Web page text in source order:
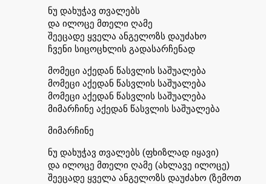
ნუ დახუჭავ თვალებს
და ილოცე მთელი ღამე
შეეცადე ყველა ანგელოზს დაუძახო
ჩვენი სიცოცხლის გადასარჩენად
მომეცი აქედან წასვლის საშუალება
მომეცი აქედან წასვლის საშუალება
მომეცი აქედან წასვლის საშუალება
მიმარჩინე აქედან წასვლის საშუალება
მიმარჩინე
ნუ დახუჭავ თვალებს (ფხიზლად იყავი)
და ილოცე მთელი ღამე (ახლავე ილოცე)
შეეცადე ყველა ანგელოზს დაუძახო (ზემოთ